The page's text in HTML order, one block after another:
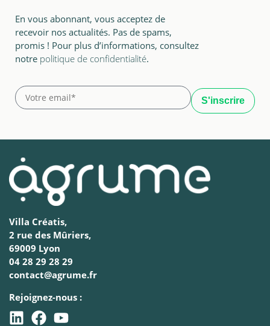
En vous abonnant, vous acceptez de
recevoir nos actualités. Pas de spams,
promis ! Pour plus d’informations, consultez
notre politique de confidentialité.
Villa Créatis,
2 rue des Mûriers,
69009 Lyon
04 28 29 28 29
contact@agrume.fr
Rejoignez-nous :